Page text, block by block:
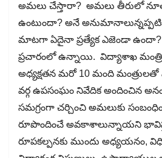
అమలు చేస్తారా? అమలు తీరులో
ఉంటుందా? అనే
మాటగా ఏదైనా ప్రత్యేక ఎజెండా
ప్రచారంలో ఉన్నాయి. విద్యాశాఖ మంత్రి
అధ్యక్షతన మరో 10 మంది మంత్రులతో
వర్గ ఉపసంఘం నివేదిక అందించిన
సమగ్రంగా చర్చించి అమలుకు
రూపొందించే అవకాశాలున్నాయని
రూపకల్పనకు ముందు అధ్యయనం,